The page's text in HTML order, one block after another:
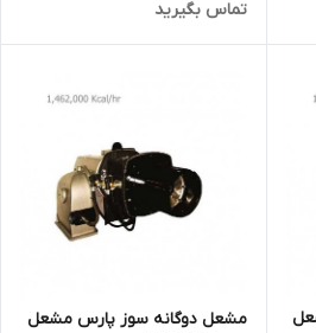
تماس بگیرید
مشعل دوگانه سوز پارس مشعل